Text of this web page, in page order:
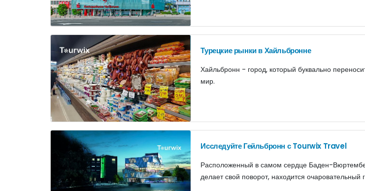
Турецкие рынки в Хайльбронне
Хайльбронн - город, который буквально
мир.
Исследуйте Гейльбронн с Tourwix Travel
Расположенный в самом сердце Баден-
делает свой поворот, находится очаровательный